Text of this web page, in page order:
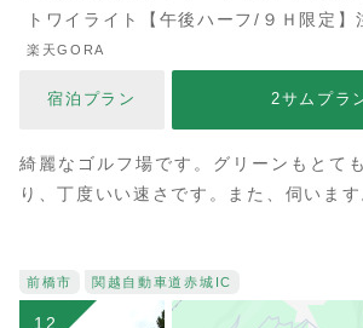
トワイライト【午後ハーフ/９Ｈ限定】
楽天GORA
宿泊プラン 2サムプラ
綺麗なゴルフ場です。グリーンもとて
り、丁度いい速さです。また、伺います
前橋市 関越自動車道赤城IC
12